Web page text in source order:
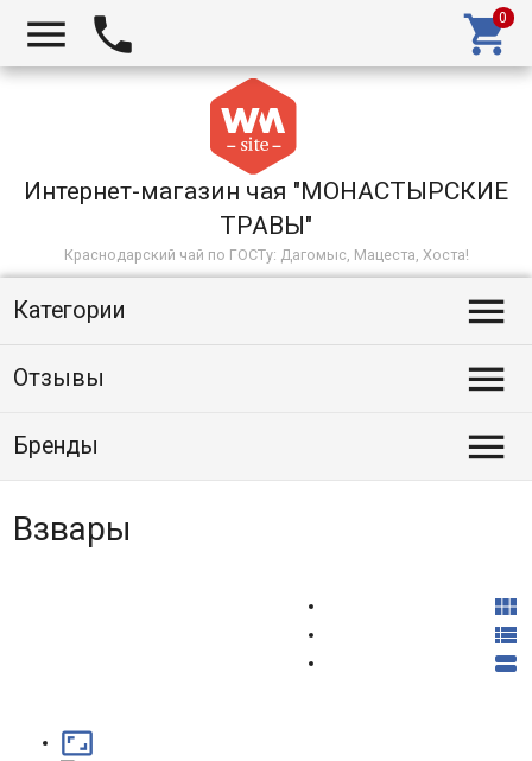
  
Интернет-магазин чая "МОНАСТЫРСКИЕ
ТРАВЫ"
Краснодарский чай по ГОСТу: Дагомыс, Мацеста, Хоста!
Категории 
Отзывы 
Бренды 
Взвары



